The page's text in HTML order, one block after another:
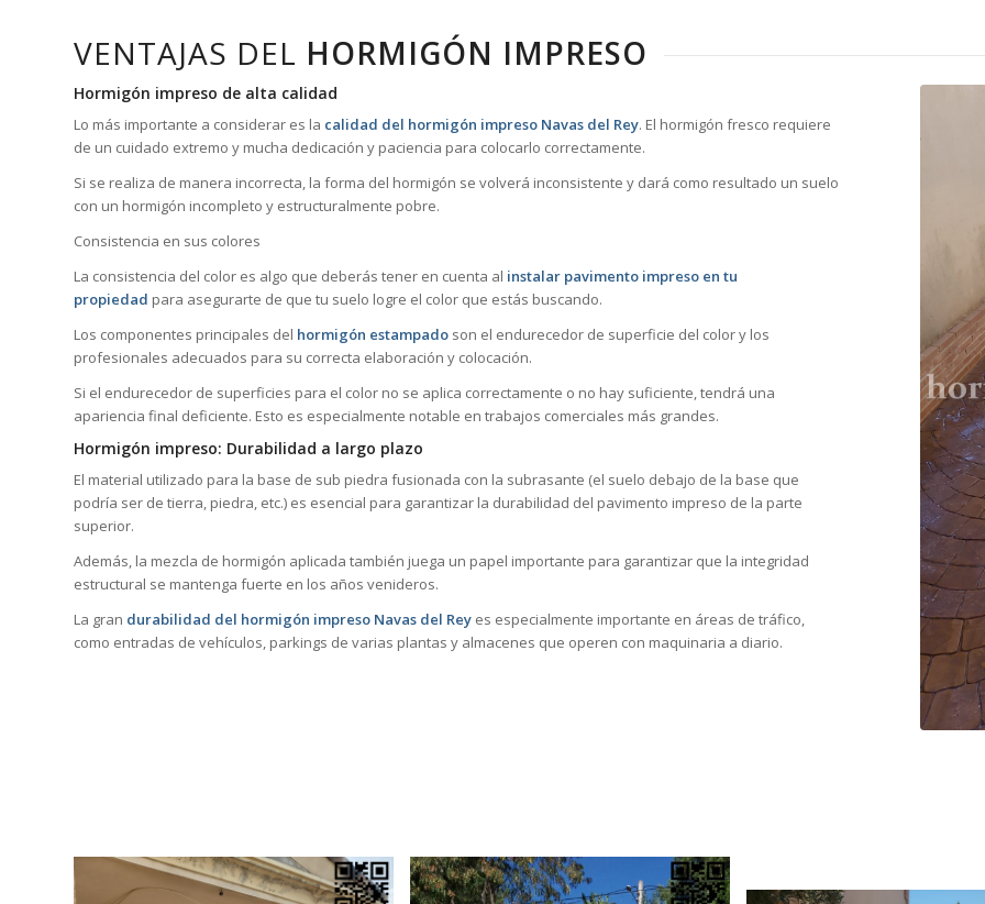
VENTAJAS DEL HORMIGÓN IMPRESO
Hormigón impreso de alta calidad
Lo más importante a considerar es la calidad del hormigón impreso Navas del Rey. El hormigón fresco requiere
de un cuidado extremo y mucha dedicación y paciencia para colocarlo correctamente.
Si se realiza de manera incorrecta, la forma del hormigón se volverá inconsistente y dará como resultado un suelo
con un hormigón incompleto y estructuralmente pobre.
Consistencia en sus colores
La consistencia del color es algo que deberás tener en cuenta al instalar pavimento impreso en tu
propiedad para asegurarte de que tu suelo logre el color que estás buscando.
Los componentes principales del hormigón estampado son el endurecedor de superficie del color y los
profesionales adecuados para su correcta elaboración y colocación.
Si el endurecedor de superficies para el color no se aplica correctamente o no hay suficiente, tendrá una
apariencia final deficiente. Esto es especialmente notable en trabajos comerciales más grandes.
Hormigón impreso: Durabilidad a largo plazo
El material utilizado para la base de sub piedra fusionada con la subrasante (el suelo debajo de la base que
podría ser de tierra, piedra, etc.) es esencial para garantizar la durabilidad del pavimento impreso de la parte
superior.
Además, la mezcla de hormigón aplicada también juega un papel importante para garantizar que la integridad
estructural se mantenga fuerte en los años venideros.
La gran durabilidad del hormigón impreso Navas del Rey es especialmente importante en áreas de tráfico,
como entradas de vehículos, parkings de varias plantas y almacenes que operen con maquinaria a diario.